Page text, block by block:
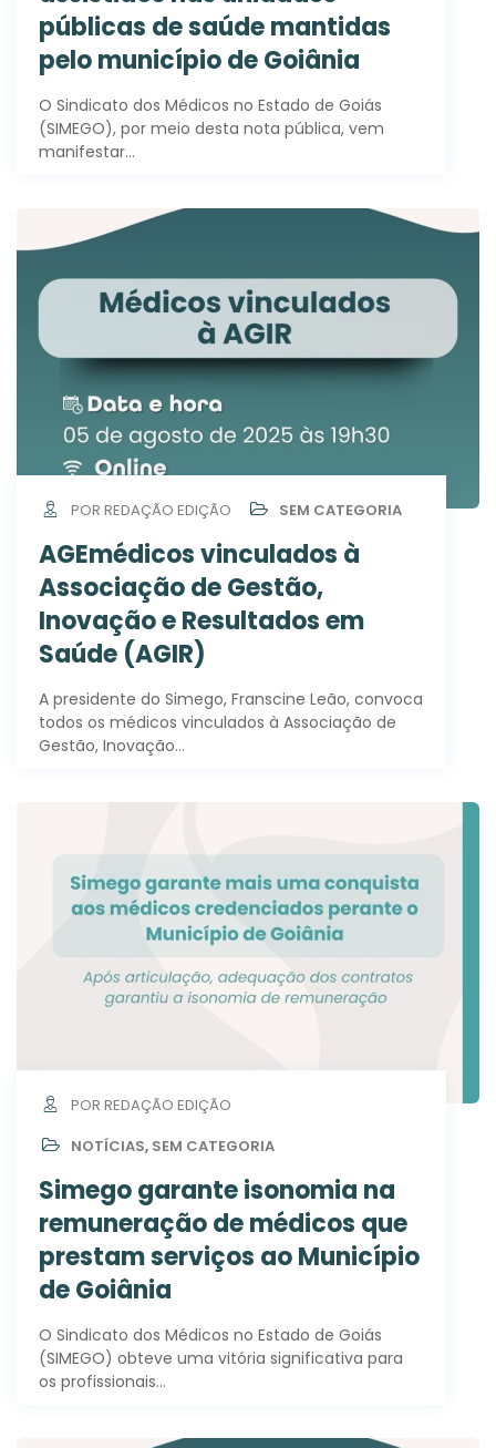
públicas de saúde mantidas
pelo município de Goiânia
O Sindicato dos Médicos no Estado de Goiás
(SIMEGO), por meio desta nota pública, vem
manifestar…
POR REDAÇÃO EDIÇÃO SEM CATEGORIA
AGEmédicos vinculados à
Associação de Gestão,
Inovação e Resultados em
Saúde (AGIR)
A presidente do Simego, Franscine Leão, convoca
todos os médicos vinculados à Associação de
Gestão, Inovação…
POR REDAÇÃO EDIÇÃO
NOTÍCIAS, SEM CATEGORIA
Simego garante isonomia na
remuneração de médicos que
prestam serviços ao Município
de Goiânia
O Sindicato dos Médicos no Estado de Goiás
(SIMEGO) obteve uma vitória significativa para
os profissionais…